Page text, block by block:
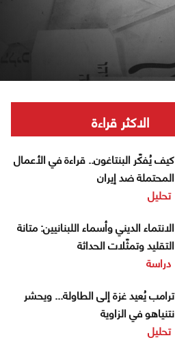
الاكثر قراءة
كيف يُفكّر البنتاغون.. قراءة في الأعمال
المحتملة ضد إيران
تحليل
الانتماء الديني وأسماء اللبنانيين: متانة
التقليد وتمثّلات الحداثة
دراسة
ترامب يُعيد غزة إلى الطاولة... ويحشر
نتنياهو في الزاوية
تحليل